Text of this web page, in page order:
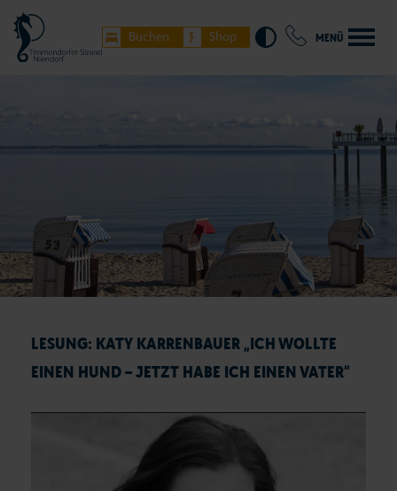
Buchen Shop MENÜ
LESUNG: KATY KARRENBAUER „ICH WOLLTE
EINEN HUND – JETZT HABE ICH EINEN VATER“